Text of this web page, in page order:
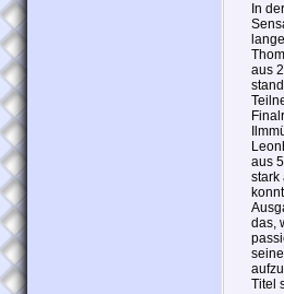
In
aus
aus
stark
das,
Titel